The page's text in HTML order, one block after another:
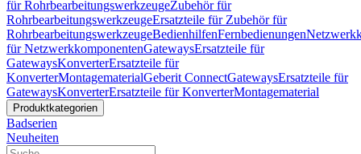
für RohrbearbeitungswerkzeugeZubehör für
RohrbearbeitungswerkzeugeErsatzteile für Zubehör für
RohrbearbeitungswerkzeugeBedienhilfenFernbedienungen
für NetzwerkkomponentenGatewaysErsatzteile für
GatewaysKonverterErsatzteile für
KonverterMontagematerialGeberit ConnectGatewaysErsatzteile für
GatewaysKonverterErsatzteile für KonverterMontagematerial
Produktkategorien
Badserien
Neuheiten